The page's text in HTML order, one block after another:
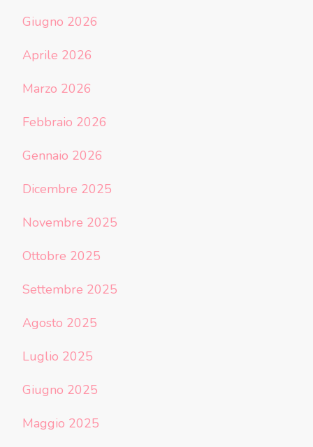
Giugno 2026
Aprile 2026
Marzo 2026
Febbraio 2026
Gennaio 2026
Dicembre 2025
Novembre 2025
Ottobre 2025
Settembre 2025
Agosto 2025
Luglio 2025
Giugno 2025
Maggio 2025